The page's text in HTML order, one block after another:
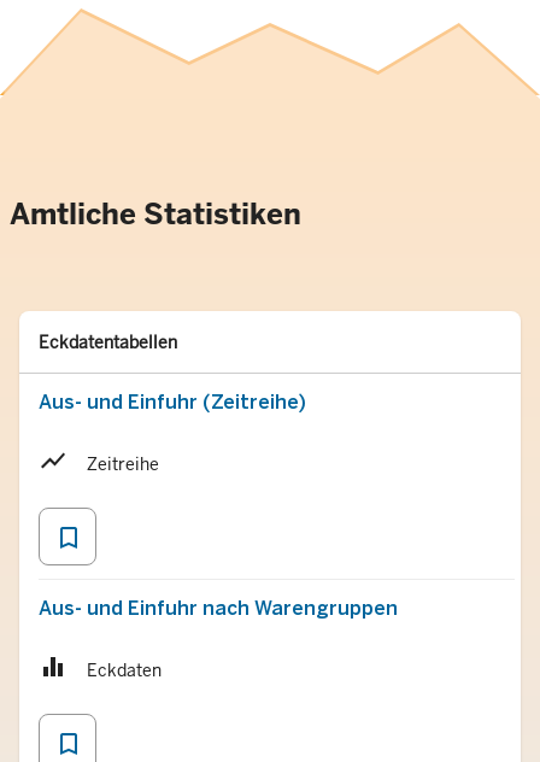
Amtliche Statistiken
Eckdatentabellen
Typ
Merken
Aus- und Einfuhr (Zeitreihe)
Zeitreihe
bookmark_border
Aus- und Einfuhr nach Warengruppen
Eckdaten
bookmark_border